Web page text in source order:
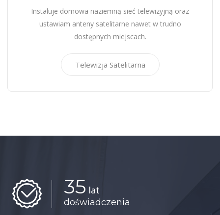
Instaluje domowa naziemną sieć telewizyjną oraz
ustawiam anteny satelitarne nawet w trudno
dostępnych miejscach.
Telewizja Satelitarna
35 lat
doświadczenia